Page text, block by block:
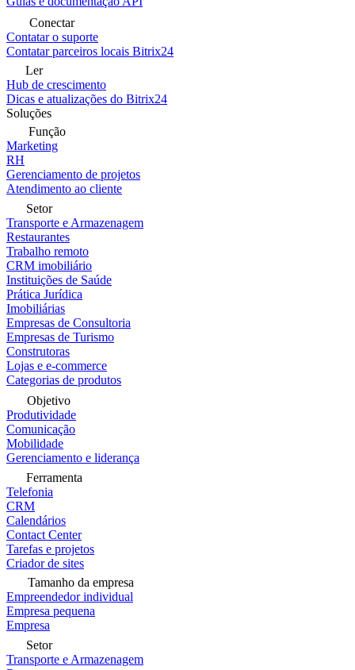
Conectar
Contatar o suporte
Contatar parceiros locais Bitrix24
Ler
Hub de crescimento
Dicas e atualizações do Bitrix24
Soluções
Função
Marketing
RH
Gerenciamento de projetos
Atendimento ao cliente
Setor
Transporte e Armazenagem
Restaurantes
Trabalho remoto
CRM imobiliário
Instituições de Saúde
Prática Jurídica
Imobiliárias
Empresas de Consultoria
Empresas de Turismo
Construtoras
Lojas e e-commerce
Categorias de produtos
Objetivo
Produtividade
Comunicação
Mobilidade
Gerenciamento e liderança
Ferramenta
Telefonia
CRM
Calendários
Contact Center
Tarefas e projetos
Criador de sites
Tamanho da empresa
Empreendedor individual
Empresa pequena
Empresa
Setor
Transporte e Armazenagem